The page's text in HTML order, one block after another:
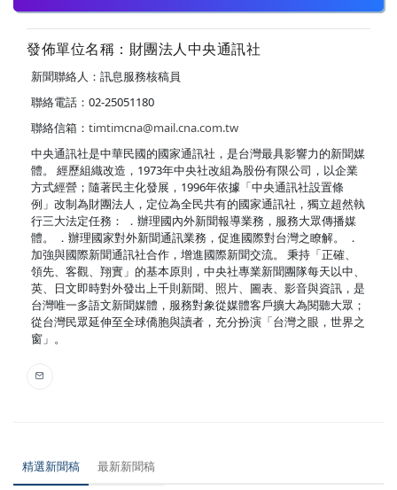
發佈單位名稱：財團法人中央通訊社
新聞聯絡人：訊息服務核稿員
聯絡電話：02-25051180
聯絡信箱： timtimcna@mail.cna.com.tw
中央通訊社是中華民國的國家通訊社，是台灣最具影響力的新聞媒
體。 經歷組織改造，1973年中央社改組為股份有限公司，以企業
方式經營；隨著民主化發展，1996年依據「中央通訊社設置條
例」改制為財團法人，定位為全民共有的國家通訊社，獨立超然執
行三大法定任務： ．辦理國內外新聞報導業務，服務大眾傳播媒
體。 ．辦理國家對外新聞通訊業務，促進國際對台灣之瞭解。 ．
加強與國際新聞通訊社合作，增進國際新聞交流。 秉持「正確、
領先、客觀、翔實」的基本原則，中央社專業新聞團隊每天以中、
英、日文即時對外發出上千則新聞、照片、圖表、影音與資訊，是
台灣唯一多語文新聞媒體，服務對象從媒體客戶擴大為閱聽大眾；
從台灣民眾延伸至全球僑胞與讀者，充分扮演「台灣之眼，世界之
窗」。
精選新聞稿 最新新聞稿